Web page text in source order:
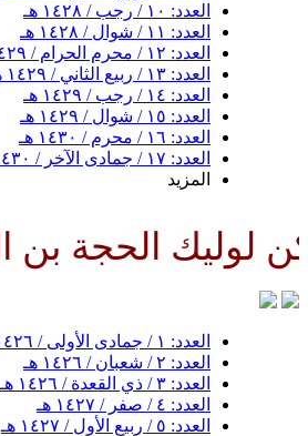
العدد: ١٠ / رجب / ١٤٢٨ هـ
العدد: ١١ / شوال / ١٤٢٨ هـ
العدد: ١٢ / محرم الحرام / ١٤٢٩ هـ
العدد: ١٣ / ربيع الثاني / ١٤٢٩ هـ
العدد: ١٤ / رجب / ١٤٢٩ هـ
العدد: ١٥ / شوال / ١٤٢٩ هـ
العدد: ١٦ / محرم / ١٤٣٠ هـ
العدد: ١٧ / جمادى الآخر / ١٤٣٠ هـ
المزيد
الحجة بن
العدد: ١ / جمادى الأولى / ١٤٢٦ هـ
العدد: ٢ / شعبان / ١٤٢٦ هـ
العدد: ٣ / ذي القعدة / ١٤٢٦ هـ
العدد: ٤ / صفر / ١٤٢٧ هـ
العدد: ٥ / ربيع الأول / ١٤٢٧ هـ